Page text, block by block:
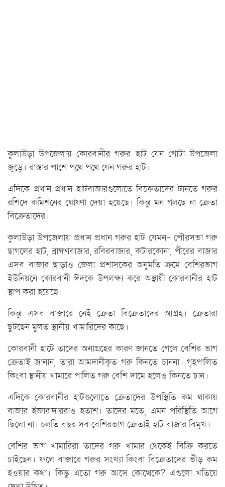
কুলাউড়া উপজেলায় কোরবানীর গরুর হাট যেন গোটা উপজেলা
জুড়ে। রাস্তার পাশে পথে পথে যেন গরুর হাট।
এদিকে প্রধান প্রধান হাটবাজারগুলোতে বিক্রেতাদের টানতে গরুর
রশিদে কমিশনের ঘোষণা দেয়া হয়েছে। কিন্তু মন গলছে না ক্রেতা
বিক্রেতাদের।
কুলাউড়া উপজেলায় প্রধান প্রধান গরুর হাট যেমন- পৌরসভা গরু
ছাগলের হাট, ব্রাহ্মণবাজার, রবিরবাজার, কটারকোনা, পীরের বাজার
এসব বাজার ছাড়াও জেলা প্রশাসকের অনুমতি ক্রমে বেশিরভাগ
ইউনিয়নে কোরবানী ঈদকে উপলক্ষ্য করে অস্থায়ী কোরবানীর হাট
স্থাপ করা হয়েছে।
কিন্তু এসব বাজারে নেই ক্রেতা বিক্রেতাদের আগ্রহ। ক্রেতারা
ছুটছেন মুলত স্থানীয় খামারিদের কাছে।
কোরবানী হাটে তাদের অনাগ্রহের কারণ জানতে গেলে বেশির ভাগ
ক্রেতাই জানান, তারা আমদানীকৃত গরু কিনতে চাননা। গৃহপালিত
কিংবা স্থানীয় খামারে পালিত গরু বেশি দামে হলেও কিনতে চান।
এদিকে কোরবানীর হাটগুলোতে ক্রেতাদের উপস্থিতি কম থাকায়
বাজার ইজারাদাররাও হতাশ। তাদের মতে, এমন পরিস্থিতি আগে
ছিলো না। চলতি বছর সব বেশিরভাগ ক্রেতাই হাট বাজার বিমুখ।
বেশির ভাগ খামারিরা তাদের গরু খামার থেকেই বিক্রি করতে
চাইছেন। ফলে বাজারে গরুর সংখ্যা কিংবা বিক্রেতাদের ভীড় কম
হওয়ার কথা। কিন্তু এতো গরু আসে কোত্থেকে? এগুলো খতিয়ে